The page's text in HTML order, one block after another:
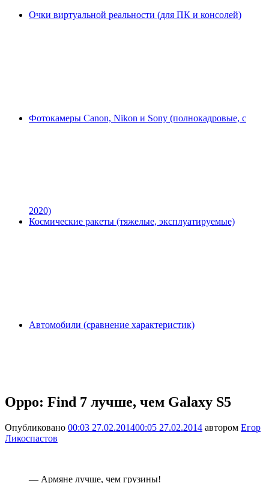
Очки виртуальной реальности (для ПК и консолей)
Фотокамеры Canon, Nikon и Sony (полнокадровые, с
2020)
Космические ракеты (тяжелые, эксплуатируемые)
Автомобили (сравнение характеристик)
Oppo: Find 7 лучше, чем Galaxy S5
Опубликовано 00:03 27.02.201400:05 27.02.2014 автором Егор
Ликоспастов
— Армяне лучше, чем грузины!